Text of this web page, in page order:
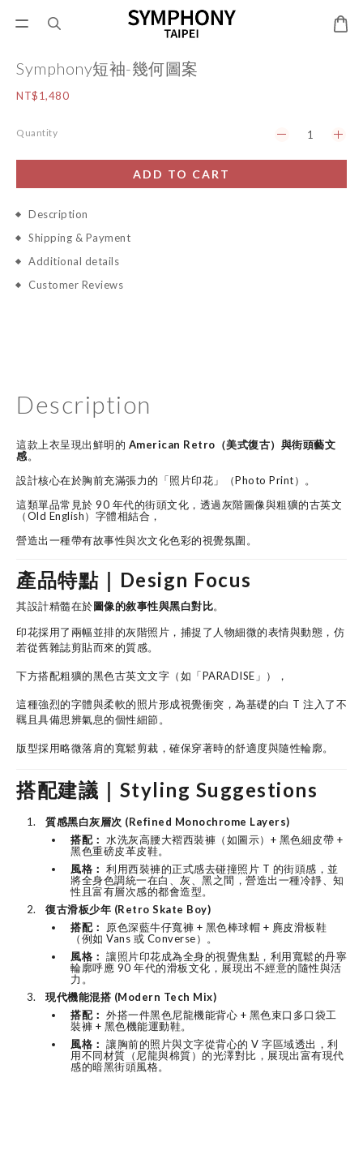
Symphony短袖-幾何圖案
NT$1,480
Quantity
ADD TO CART
Description
Shipping & Payment
Additional details
Customer Reviews
Description
這款上衣呈現出鮮明的 American Retro（美式復古）與街頭藝文
感。
設計核心在於胸前充滿張力的「照片印花」（Photo Print）。
這類單品常見於 90 年代的街頭文化，透過灰階圖像與粗獷的古英文
（Old English）字體相結合，
營造出一種帶有故事性與次文化色彩的視覺氛圍。
產品特點｜Design Focus
其設計精髓在於圖像的敘事性與黑白對比。
印花採用了兩幅並排的灰階照片，捕捉了人物細微的表情與動態， 仿
若從舊雜誌剪貼而來的質感。
下方搭配粗獷的黑色古英文文字（如「PARADISE」），
這種強烈的字體與柔軟的照片形成視覺衝突，為基礎的白 T 注入了不
羈且具備思辨氣息的個性細節。
版型採用略微落肩的寬鬆剪裁，確保穿著時的舒適度與隨性輪廓。
搭配建議｜Styling Suggestions
質感黑白灰層次 (Refined Monochrome Layers)
搭配：
水洗灰高腰大褶西裝褲（如圖示）+ 黑色細皮帶 +
黑色重磅皮革皮鞋。
風格： 利用西裝褲的正式感去碰撞照片 T 的街頭感，並
將全身色調統一在白、灰、黑之間，營造出一種冷靜、知
性且富有層次感的都會造型。
復古滑板少年 (Retro Skate Boy)
搭配：
原色深藍牛仔寬褲 + 黑色棒球帽 + 麂皮滑板鞋
（例如 Vans 或 Converse）。
風格： 讓照片印花成為全身的視覺焦點，利用寬鬆的丹寧
輪廓呼應 90 年代的滑板文化，展現出不經意的隨性與活
力。
現代機能混搭 (Modern Tech Mix)
搭配： 外搭一件黑色尼龍機能背心 + 黑色束口多口袋工
裝褲 + 黑色機能運動鞋。
風格： 讓胸前的照片與文字從背心的 V 字區域透出，利
用不同材質（尼龍與棉質）的光澤對比，展現出富有現代
感的暗黑街頭風格。